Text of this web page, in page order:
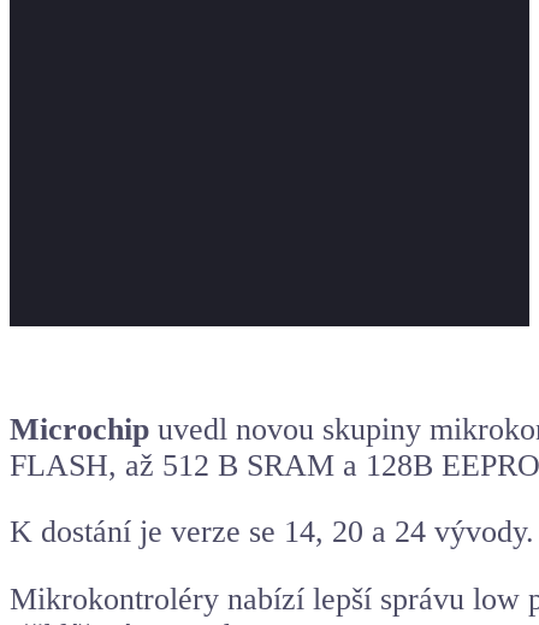
Microchip uvedl novou skupiny
FLASH, až 512 B SRAM a 128B
K dostání je verze se 14, 20 a 24 vývody.
Mikrokontroléry nabízí lepší správu low